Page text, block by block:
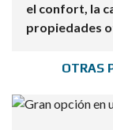
el confort, la
propiedades
OTRAS